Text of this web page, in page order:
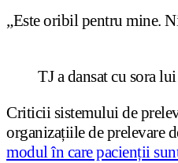
„Este oribil pentru mine.
TJ a dansat cu sora
Criticii sistemului de
organizațiile de prelevare
modul în care pacienții